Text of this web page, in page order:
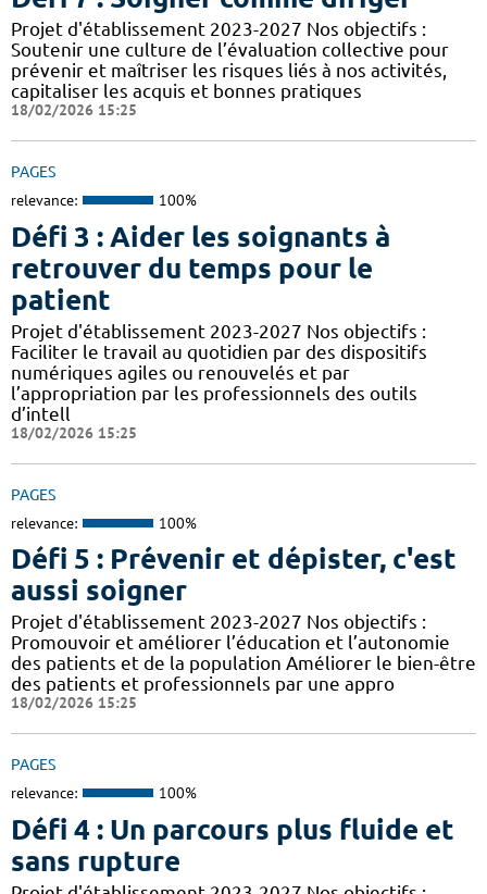
Projet d'établissement 2023-2027 Nos objectifs :
Soutenir une culture de l’évaluation collective pour
prévenir et maîtriser les risques liés à nos activités,
capitaliser les acquis et bonnes pratiques
18/02/2026 15:25
PAGES
relevance: 100%
Défi 3 : Aider les soignants à
retrouver du temps pour le
patient
Projet d'établissement 2023-2027 Nos objectifs :
Faciliter le travail au quotidien par des dispositifs
numériques agiles ou renouvelés et par
l’appropriation par les professionnels des outils
d’intell
18/02/2026 15:25
PAGES
relevance: 100%
Défi 5 : Prévenir et dépister, c'est
aussi soigner
Projet d'établissement 2023-2027 Nos objectifs :
Promouvoir et améliorer l’éducation et l’autonomie
des patients et de la population Améliorer le bien-être
des patients et professionnels par une appro
18/02/2026 15:25
PAGES
relevance: 100%
Défi 4 : Un parcours plus fluide et
sans rupture